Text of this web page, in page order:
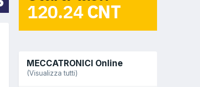
MECCATRONICI Online
(Visualizza tutti)